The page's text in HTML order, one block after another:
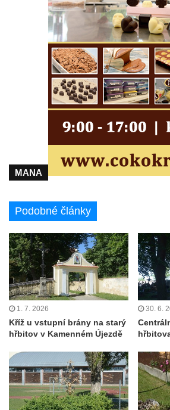
Kříž na Strážném vrchu v Rumburku
Kříž poblíž Ovčího mostu u Tisové
Kříž u kaple svatých Cyrila a Metoděje v
Kunraticích u Šluknova
Kříž na zahradě u domu ev. č. 11 v
Kunraticích u Šluknova
Šluknova
Kříž u polní cesty mezi Šluknovem a
Knížecím
Rychnově u Jablonce nad Nisou
Boží muka Anděl strážce v Kostelní ulici v
Rychnově u Jablonce nad Nisou
Centrální kříž bývalého hřbitova u
svatého Václava v Rychnově u Jablonce
nad Nisou
Misijní kříž na kostele svatého Václava v
Rychnově u Jablonce nad Nisou
Kříž u domu čp. 23 v Pulečném
Kříž u rozcestí u domu čp. 53 v
Centrální kříž hřbitova v Krásné u
Boží muka v zámeckém parku Dolního
MANA
Podobné články
1. 7. 2026
Kříž u vstupní brány na starý
hřbitov v Kamenném Újezdě
30. 6.